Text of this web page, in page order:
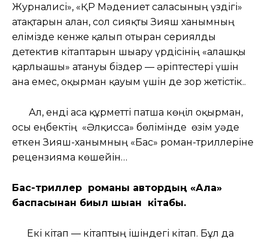
Журналисі», «ҚР Мәдениет саласының үздігі»
атақтарын алған, сол сияқты Зияш ханымның
елімізде кенже қалып отырған сериялды
детектив кітаптарын шығару үрдісінің «алғашқы
қарлығашы» атануы біздер — әріптестері үшін
ғана емес, оқырман қауым үшін де зор жетістік..
Ал, енді аса құрметті патша көңіл оқырман,
осы еңбектің «Әлқисса» бөлімінде өзім уәде
еткен Зияш-ханымның «Бас» роман-триллеріне
рецензияма көшейін…
Бас-триллер романы автордың «Алқа»
баспасынан биыл шыққан кітабы.
Екі кітап — кітаптың ішіндегі кітап. Бұл да